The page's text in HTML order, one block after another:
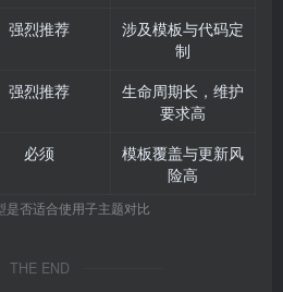
强烈推荐
涉及模板与代码定
制
强烈推荐
生命周期长，维护
要求高
必须
模板覆盖与更新风
险高
是否适合使用子主题对比
THE END